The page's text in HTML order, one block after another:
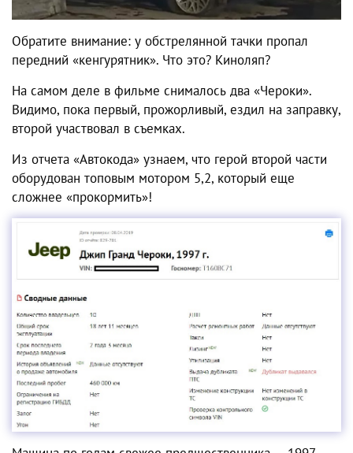
Обратите внимание: у обстрелянной тачки пропал
передний «кенгурятник». Что это? Киноляп?
На самом деле в фильме снималось два «Чероки».
Видимо, пока первый, прожорливый, ездил на заправку,
второй участвовал в съемках.
Из отчета «Автокода» узнаем, что герой второй части
оборудован топовым мотором 5,2, который еще
сложнее «прокормить»!